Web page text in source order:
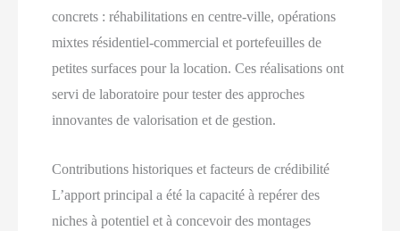
concrets : réhabilitations en centre-ville, opérations
mixtes résidentiel-commercial et portefeuilles de
petites surfaces pour la location. Ces réalisations ont
servi de laboratoire pour tester des approches
innovantes de valorisation et de gestion.
Contributions historiques et facteurs de crédibilité
L’apport principal a été la capacité à repérer des
niches à potentiel et à concevoir des montages